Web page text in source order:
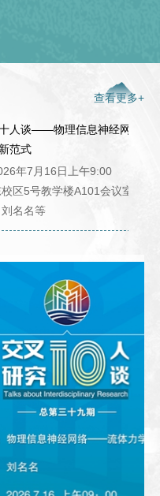
查看更多+
信息神经网络：流体力
上午9:00
地点 ：东校区5号教学楼A101会议室（建工之家）